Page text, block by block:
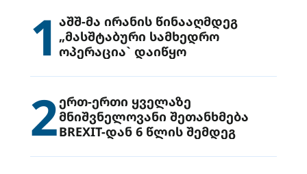
1 აშშ-მა ირანის წინააღმდეგ
„მასშტაბური სამხედრო
ოპერაცია` დაიწყო
2ერთ-ერთი ყველაზე
მნიშვნელოვანი შეთანხმება
BREXIT-დან 6 წლის შემდეგ